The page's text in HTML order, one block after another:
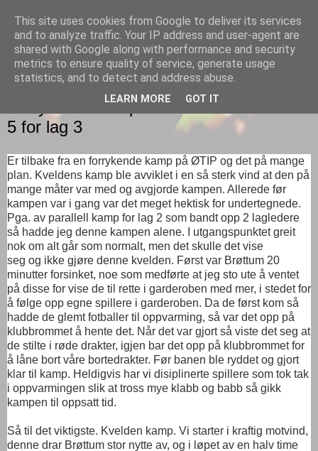
Gutt
Forrykende kamp mot Brøttum endte 5-
5 for lag 3
Er tilbake fra en forrykende kamp på ØTIP og det på mange
plan. Kveldens kamp ble avviklet i en så sterk vind at den på
mange måter var med og avgjorde kampen. Allerede før
kampen var i gang var det meget hektisk for undertegnede.
Pga. av parallell kamp for lag 2 som bandt opp 2 lagledere
så hadde jeg denne kampen alene. I utgangspunktet greit
nok om alt går som normalt, men det skulle det vise
seg og ikke gjøre denne kvelden. Først var Brøttum 20
minutter forsinket, noe som medførte at jeg sto ute å ventet
på disse for vise de til rette i garderoben med mer, i stedet for
å følge opp egne spillere i garderoben. Da de først kom så
hadde de glemt fotballer til oppvarming, så var det opp på
klubbrommet å hente det. Når det var gjort så viste det seg at
de stilte i røde drakter, igjen bar det opp på klubbrommet for
å låne bort våre bortedrakter. Før banen ble ryddet og gjort
klar til kamp. Heldigvis har vi disiplinerte spillere som tok tak
i oppvarmingen slik at tross mye klabb og babb så gikk
kampen til oppsatt tid.
Så til det viktigste. Kvelden kamp. Vi starter i kraftig motvind,
denne drar Brøttum stor nytte av, og i løpet av en halv time
This site uses cookies from Google to deliver its services
and to analyze traffic. Your IP address and user-agent are
shared with Google along with performance and security
metrics to ensure quality of service, generate usage
statistics, and to detect and address abuse.
LEARN MORE GOT IT